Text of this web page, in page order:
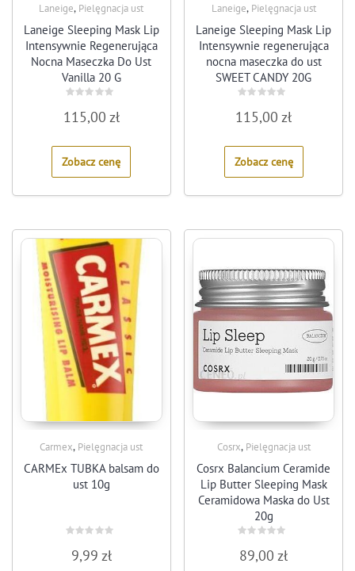
Laneige, Pielęgnacja ust
Laneige Sleeping Mask Lip
Intensywnie Regenerująca
Nocna Maseczka Do Ust
Vanilla 20 G
0
5
115,00 zł
Zobacz cenę
Laneige, Pielęgnacja ust
Laneige Sleeping Mask Lip
Intensywnie regenerująca
nocna maseczka do ust
SWEET CANDY 20G
0
5
115,00zł
Zobacz cenę
Carmex, Pielęgnacja ust
CARMEx TUBKA balsam do
ust 10g
out
9,99 zł
Cosrx, Pielęgnacja ust
Cosrx Balancium Ceramide
Lip Butter Sleeping Mask
Ceramidowa Maska do Ust
20g
0
89,00zł